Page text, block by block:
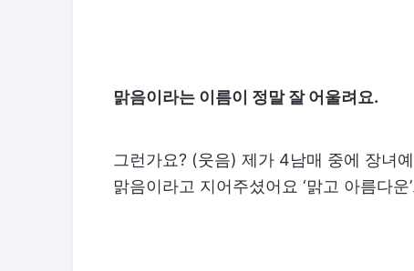
맑음이라는 이름이 정말 잘 어울려요.
그런가요? (웃음) 제가 4남매 중에 장녀
맑음이라고 지어주셨어요 ‘맑고 아름다